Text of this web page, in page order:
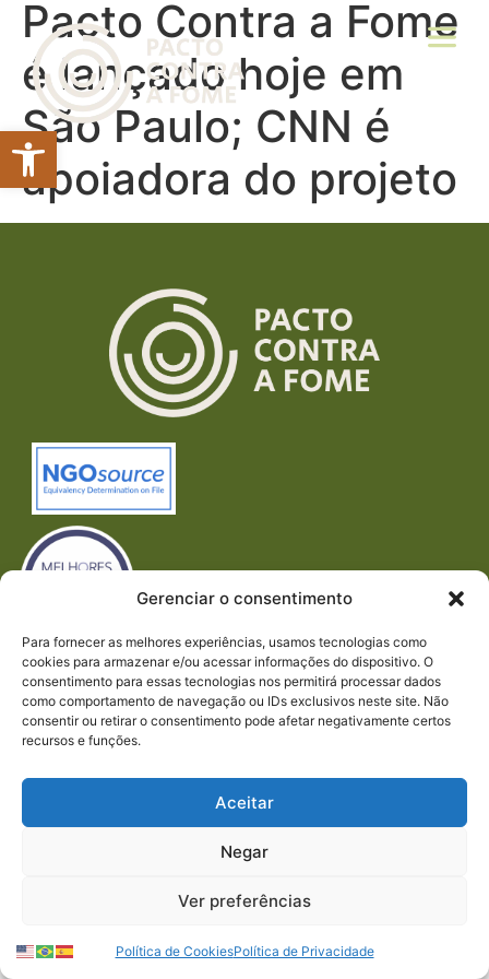
Abrir a barra de ferramentas
Gerenciar o consentimento
Para fornecer as melhores experiências, usamos tecnologias como
cookies para armazenar e/ou acessar informações do dispositivo. O
consentimento para essas tecnologias nos permitirá processar dados
como comportamento de navegação ou IDs exclusivos neste site. Não
consentir ou retirar o consentimento pode afetar negativamente certos
recursos e funções.
Aceitar
Negar
Ver preferências
Política de CookiesPolítica de Privacidade
Pacto Contra a Fome
é lançado hoje em
São Paulo; CNN é
apoiadora do projeto
Imprensa
REDES SOCIAIS
© 2023 PACTO CONTRA A FOME | TODOS OS